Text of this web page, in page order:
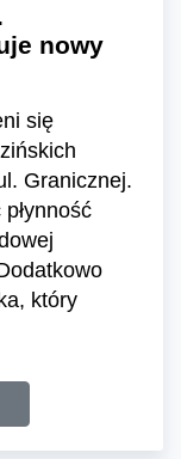
nowy
się
Granicznej.
który